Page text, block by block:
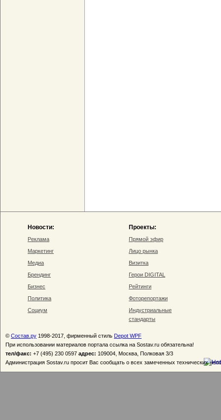
Новости:
Реклама
Маркетинг
Медиа
Брендинг
Бизнес
Политика
Социум
Проекты:
Прямой эфир
Лицо рынка
Визитка
Герои DIGITAL
Рейтинги
Фоторепортажи
Индустриальные
стандарты
© Состав.ру 1998-2017, фирменный стиль Depot WPF
При использовании материалов портала ссылка на Sostav.ru обязательна!
тел/факс: +7 (495) 230 0597 адрес: 109004, Москва, Полковая 3/3
Администрация Sostav.ru просит Вас сообщать о всех замеченных технических